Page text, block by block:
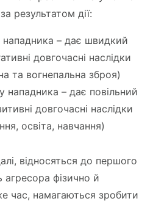
результатом дії:
нападника – дає швидкий
довгочасні наслідки
та вогнепальна зброя)
нападника – дає повільний
довгочасні наслідки
освіта, навчання)
відносяться до першого
фізично й
час, намагаються зробити